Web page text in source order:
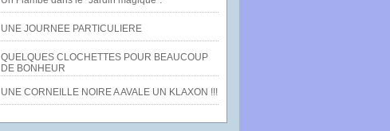
UNE JOURNEE PARTICULIERE
QUELQUES CLOCHETTES POUR BEAUCOUP
DE BONHEUR
UNE CORNEILLE NOIRE A AVALE UN KLAXON !!!